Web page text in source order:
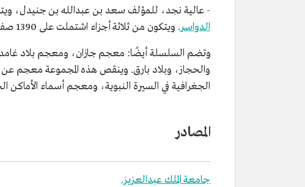
- عالية نجد، للمؤلف سعد بن عبدالله بن جنيدل،
الدواسر. ويتكون من ثلاثة أجزاء اشتملت على 1390 صفحة، ويضم
وتضم السلسلة أيضًا: معجم جازان، ومعجم بلاد غامد
والحجاز، وبلاد بارق. وينقص هذه المجموعة معجم
الجغرافية في السيرة النبوية، ومعجم أسماء الأماكن
المصادر
جامعة الملك عبدالعزيز.